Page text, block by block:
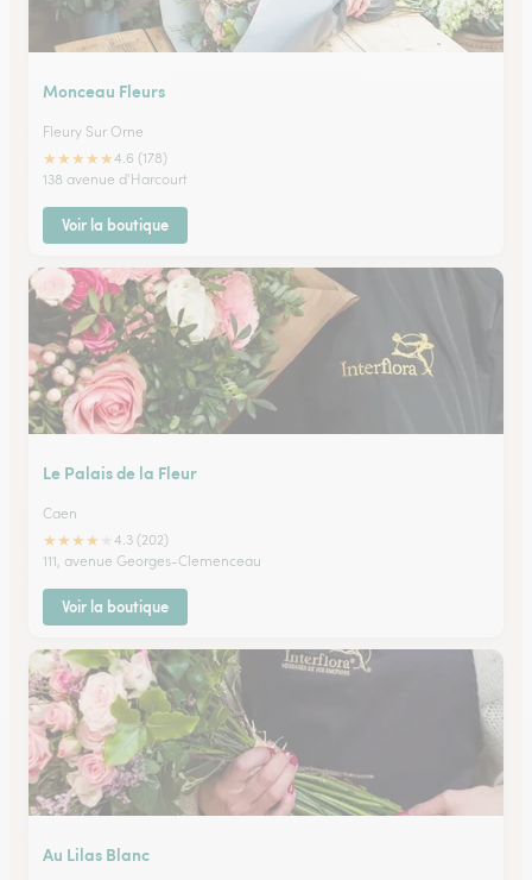
Monceau Fleurs
Fleury Sur Orne
★★★★★4.6 (178)
138 avenue d'Harcourt
Voir la boutique
Le Palais de la Fleur
Caen
★★★★
4.3 (202)
111, avenue Georges-Clemenceau
Voir la boutique
Au Lilas Blanc